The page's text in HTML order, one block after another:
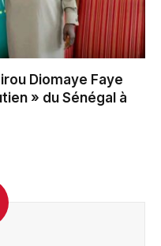
Diomaye Faye
» du Sénégal à